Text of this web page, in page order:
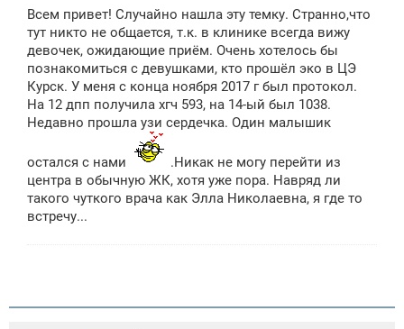
б
щ
н
и
Всем привет! Случайно нашла эту темку. Странно,что
тут никто не общается, т.к. в клинике всегда вижу
девочек, ожидающие приём. Очень хотелось бы
познакомиться с девушками, кто прошёл эко в ЦЭ
Курск. У меня с конца ноября 2017 г был протокол.
На 12 дпп получила хгч 593, на 14-ый был 1038.
Недавно прошла узи сердечка. Один малышик
остался с нами
.Никак не могу перейти из
центра в обычную ЖК, хотя уже пора. Навряд ли
такого чуткого врача как Элла Николаевна, я где то
встречу...